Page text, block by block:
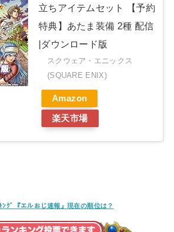
立ちアイテムセット 【予約
特典】あたま装備 2種 配信
|ダウンロード版
スクウェア・エニックス
(SQUARE ENIX)
Amazon
楽天市場
ﾝｸﾞ『エルおじ速報』現在の順位は？